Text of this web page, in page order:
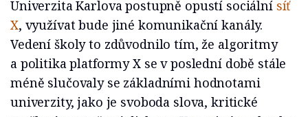
Univerzita Karlova postupně opustí sociální síť
X, využívat bude jiné komunikační kanály.
Vedení školy to zdůvodnilo tím, že algoritmy
a politika platformy X se v poslední době stále
méně slučovaly se základními hodnotami
univerzity, jako je svoboda slova, kritické